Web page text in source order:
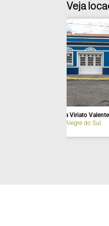
Veja